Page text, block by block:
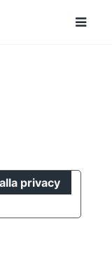
privacy